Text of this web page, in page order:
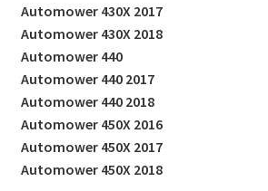
430,
520,
550
määrä
Automower 430X 2017
Automower 430X 2018
Automower 440
Automower 440 2017
Automower 440 2018
Automower 450X 2016
Automower 450X 2017
Automower 450X 2018